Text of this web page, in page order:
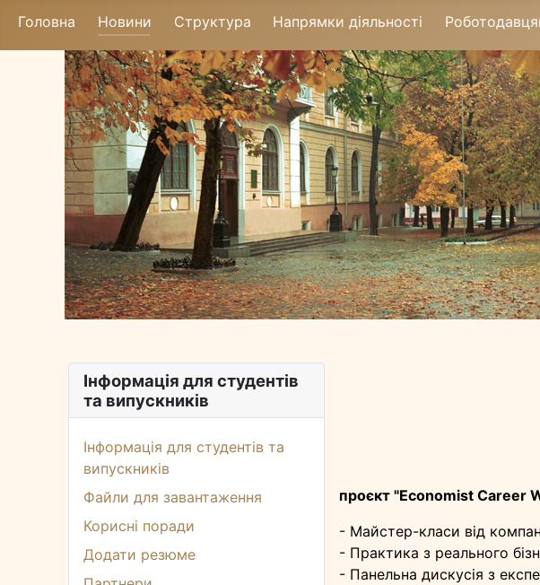
Головна Новини Структура Напрямки діяльності
Інформація для студентів
та випускників
Інформація для студентів та
випускників
Файли для завантаження
Корисні поради
Додати резюме
проєкт "Economist Career
- Майстер-класи від
- Практика з реального
- Панельна дискусія з